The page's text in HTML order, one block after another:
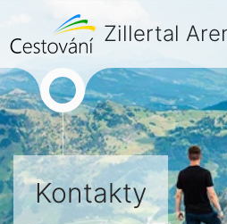
Zillertal
Kontakty